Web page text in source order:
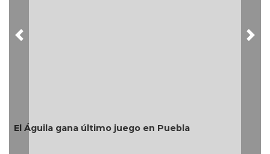
El Águila gana último juego en Puebla
Previous